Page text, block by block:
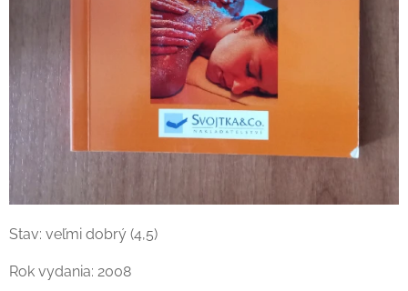
Stav: veľmi dobrý (4,5)
Rok vydania: 2008